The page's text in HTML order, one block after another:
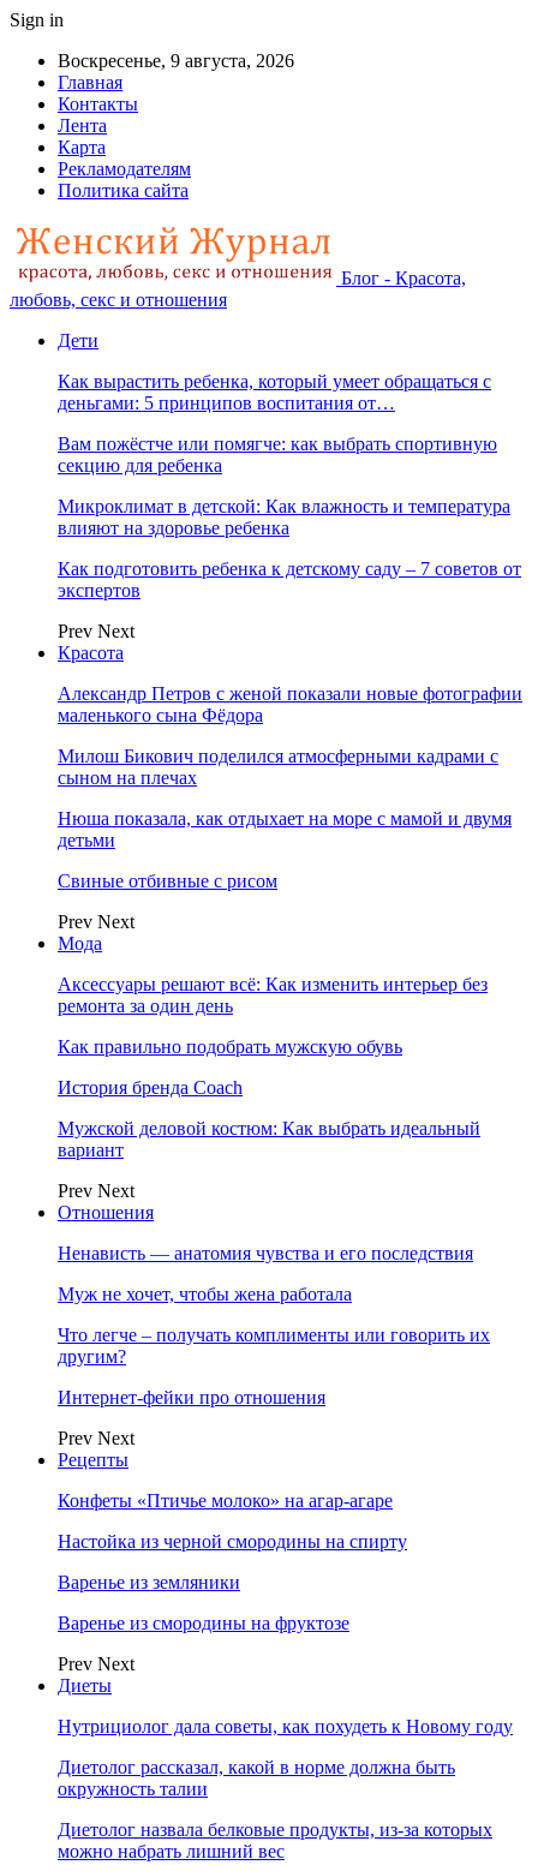
Sign in
Воскресенье, 9 августа, 2026
Главная
Контакты
Лента
Карта
Рекламодателям
Политика сайта
Блог - Красота,
любовь, секс и отношения
Дети
Как вырастить ребенка, который умеет обращаться с
деньгами: 5 принципов воспитания от…
Вам пожёстче или помягче: как выбрать спортивную
секцию для ребенка
Микроклимат в детской: Как влажность и температура
влияют на здоровье ребенка
Как подготовить ребенка к детскому саду – 7 советов от
экспертов
Prev Next
Красота
Александр Петров с женой показали новые фотографии
маленького сына Фёдора
Милош Бикович поделился атмосферными кадрами с
сыном на плечах
Нюша показала, как отдыхает на море с мамой и двумя
детьми
Свиные отбивные с рисом
Prev Next
Мода
Аксессуары решают всё: Как изменить интерьер без
ремонта за один день
Как правильно подобрать мужскую обувь
История бренда Coach
Мужской деловой костюм: Как выбрать идеальный
вариант
Prev Next
Отношения
Ненависть — анатомия чувства и его последствия
Муж не хочет, чтобы жена работала
Что легче – получать комплименты или говорить их
другим?
Интернет-фейки про отношения
Prev Next
Рецепты
Конфеты «Птичье молоко» на агар-агаре
Настойка из черной смородины на спирту
Варенье из земляники
Варенье из смородины на фруктозе
Prev Next
Диеты
Нутрициолог дала советы, как похудеть к Новому году
Диетолог рассказал, какой в норме должна быть
окружность талии
Диетолог назвала белковые продукты, из-за которых
можно набрать лишний вес